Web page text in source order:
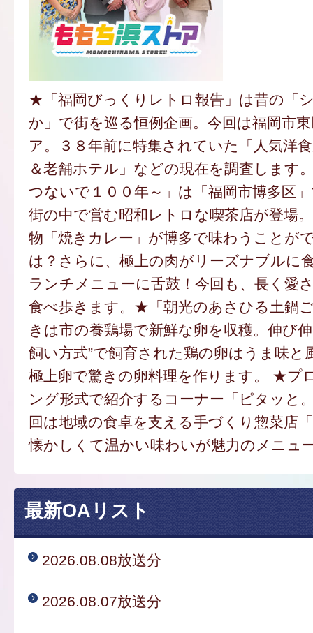
★「福岡びっくりレトロ報告」は昔の「
か」で街を巡る恒例企画。今回は福岡市
ア。３８年前に特集されていた「人気洋
＆老舗ホテル」などの現在を調査します
つないで１００年～」は「福岡市博多区
街の中で営む昭和レトロな喫茶店が登場
物「焼きカレー」が博多で味わうことが
は？さらに、極上の肉がリーズナブルに
ランチメニューに舌鼓！今回も、長く愛
食べ歩きます。★「朝光のあさひる土鍋
きは市の養鶏場で新鮮な卵を収穫。伸び
飼い方式”で飼育された鶏の卵はうま味と
極上卵で驚きの卵料理を作ります。 ★プ
ング形式で紹介するコーナー「ピタッと
回は地域の食卓を支える手づくり惣菜店
懐かしくて温かい味わいが魅力のメニュ
最新OAリスト
2026.08.08放送分
2026.08.07放送分